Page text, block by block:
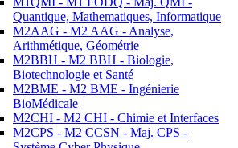
Quantique, Mathematiques, Informatique
M2AAG - M2 AAG - Analyse,
Arithmétique, Géométrie
M2BBH - M2 BBH - Biologie,
Biotechnologie et Santé
M2BME - M2 BME - Ingénierie
BioMédicale
M2CHI - M2 CHI - Chimie et Interfaces
M2CPS - M2 CCSN - Maj. CPS -